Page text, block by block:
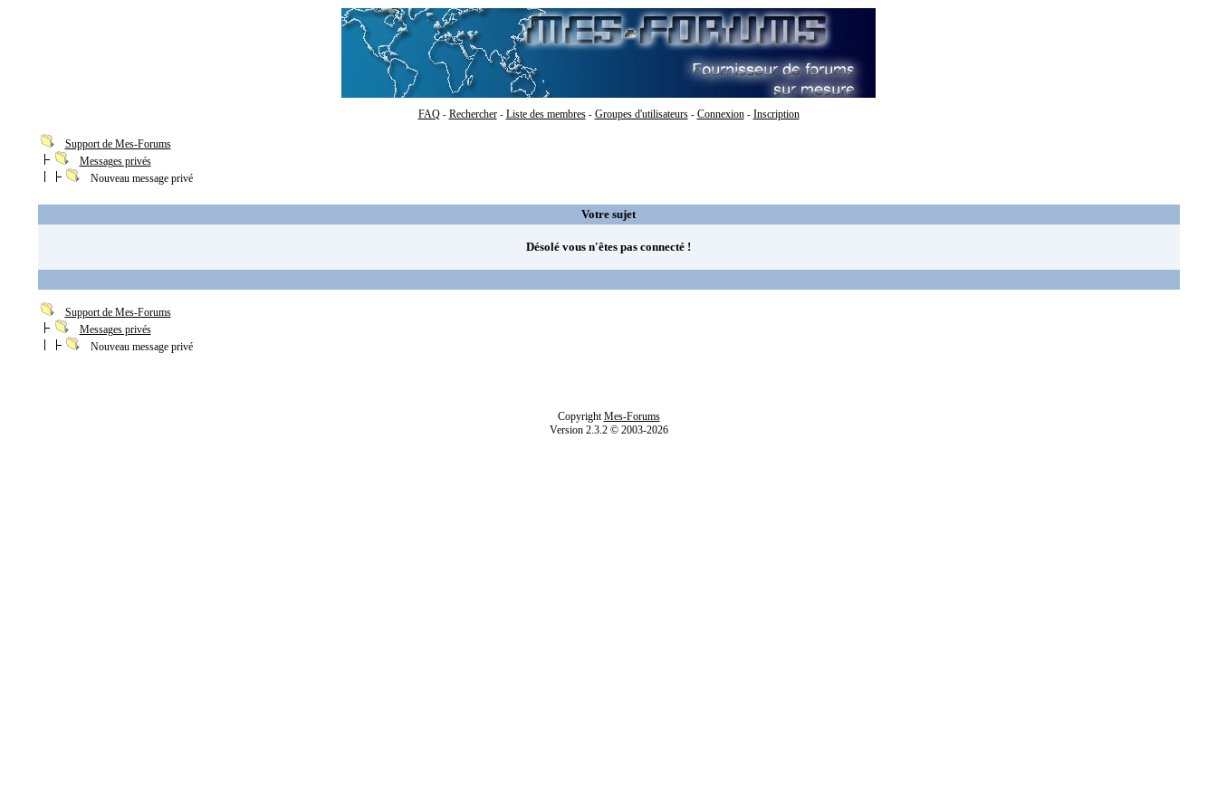
FAQ- Rechercher- Liste des membres- Groupes d'utilisateurs- Connexion- Inscription
Support de Mes-Forums
Messages privés
Nouveau message privé
Votre sujet
Désolé vous n'êtes pas connecté !
Support de Mes-Forums
Messages privés
Nouveau message privé
CopyrightMes-Forums
Version 2.3.2 © 2003-2026